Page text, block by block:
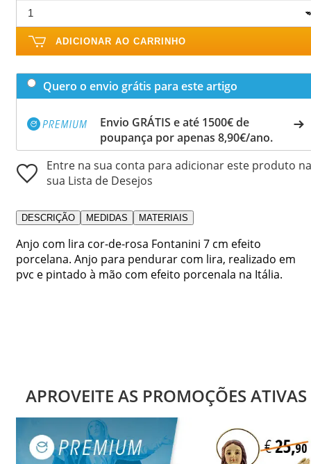
ADICIONAR AO CARRINHO
Quero o envio grátis para este artigo
Envio GRÁTIS e até 1500€ de
poupança por apenas 8,90€/ano.
Entre na sua conta para adicionar este produto na
sua Lista de Desejos
DESCRIÇÃO MEDIDAS MATERIAIS
Anjo com lira cor-de-rosa Fontanini 7 cm efeito
porcelana. Anjo para pendurar com lira, realizado em
pvc e pintado à mão com efeito porcenala na Itália.
APROVEITE AS PROMOÇÕES ATIVAS